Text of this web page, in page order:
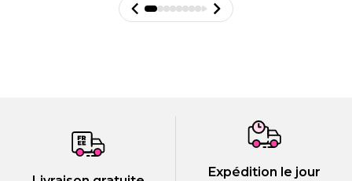
Expédition le jour